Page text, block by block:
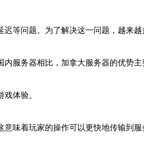
等问题。为了解决这一问题，越来
服务器相比，加拿大服务器的优势主
体验。
味着玩家的操作可以更快地传输到服